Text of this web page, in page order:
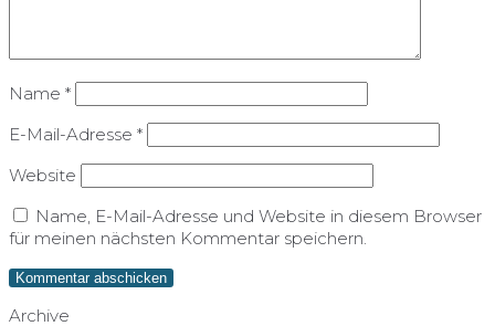
Name *
E-Mail-Adresse *
Website
Name, E-Mail-Adresse und Website in diesem Browser
für meinen nächsten Kommentar speichern.
Archive